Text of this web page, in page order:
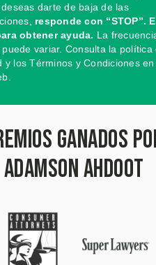
darte de baja de las
responde con “STOP”.
obtener ayuda. La
puede variar. Consulta la política
y los Términos y Condiciones en
Ganados
Adamson Ahdoot